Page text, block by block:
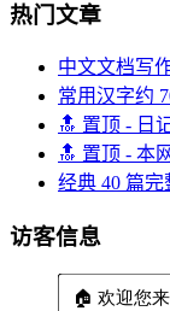
热门文章
中文文档写
常用汉字约
🔝 置顶 - 日
🔝 置顶 - 本
经典 40 篇完
访客信息